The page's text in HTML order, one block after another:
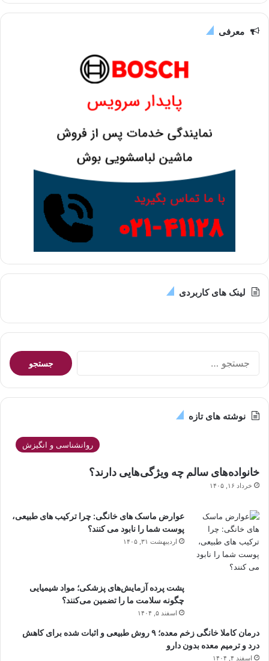
معرفی
لینک های کاربردی
جستجو
برای:
نوشته های تازه
روانشناسی و انگیزش
خانواده‌های سالم چه ویژگی‌هایی دارند؟
خرداد ۱۶, ۱۴۰۵
عوارض ماسک های خانگی: چرا ترکیب های طبیعی،
پوست شما را نابود می کنند؟
اردیبهشت ۳۱, ۱۴۰۵
پشت پرده آزمایش‌های پزشکی؛ مواد شیمیایی
چگونه سلامت ما را تضمین می‌کنند؟
اسفند ۵, ۱۴۰۴
درمان کاملا خانگی زخم معده؛ ۹ روش طبیعی و اثبات شده برای کاهش
درد و ترمیم معده بدون دارو
اسفند ۴, ۱۴۰۴